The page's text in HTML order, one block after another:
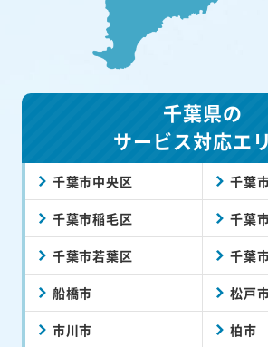
千葉県の
サービス対応エ
千葉市中央区 千葉
千葉市稲毛区 千葉
千葉市若葉区 千葉
船橋市 松戸
市川市 柏市